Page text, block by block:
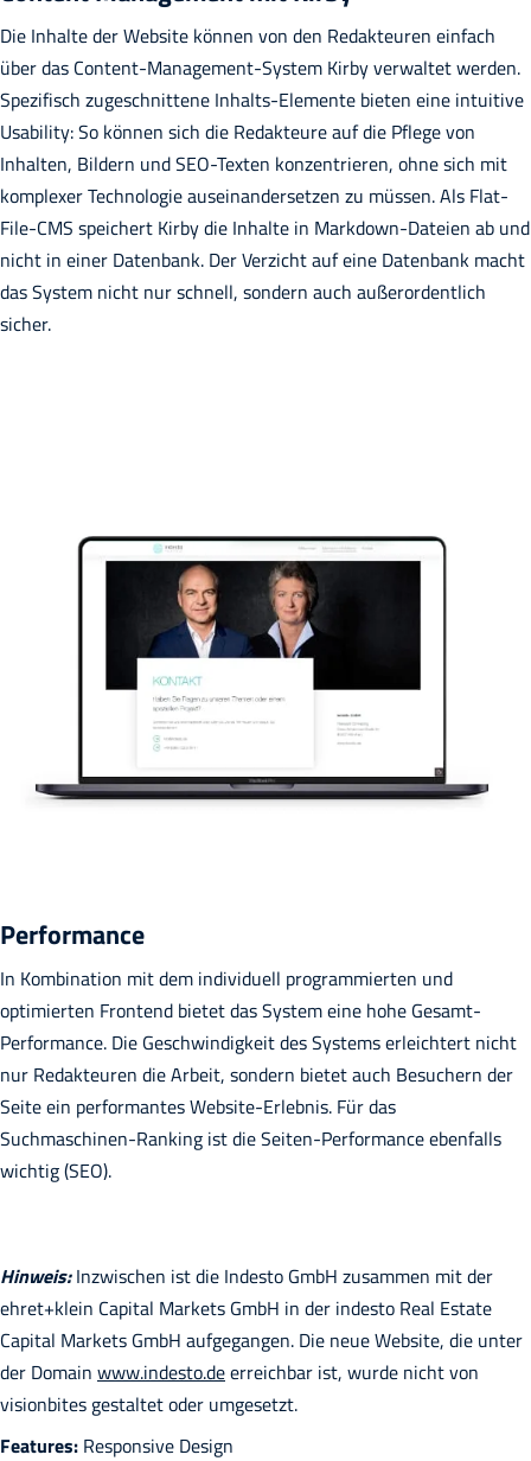
Die Inhalte der Website können von den Redakteuren einfach
über das Content-Management-System Kirby verwaltet werden.
Spezifisch zugeschnittene Inhalts-Elemente bieten eine intuitive
Usability: So können sich die Redakteure auf die Pflege von
Inhalten, Bildern und SEO-Texten konzentrieren, ohne sich mit
komplexer Technologie auseinandersetzen zu müssen. Als Flat-
File-CMS speichert Kirby die Inhalte in Markdown-Dateien ab und
nicht in einer Datenbank. Der Verzicht auf eine Datenbank macht
das System nicht nur schnell, sondern auch außerordentlich
sicher.
Performance
In Kombination mit dem individuell programmierten und
optimierten Frontend bietet das System eine hohe Gesamt-
Performance. Die Geschwindigkeit des Systems erleichtert nicht
nur Redakteuren die Arbeit, sondern bietet auch Besuchern der
Seite ein performantes Website-Erlebnis. Für das
Suchmaschinen-Ranking ist die Seiten-Performance ebenfalls
wichtig (SEO).
Hinweis:Inzwischen ist die Indesto GmbH zusammen mit der
ehret+klein Capital Markets GmbH in der indesto Real Estate
Capital Markets GmbH aufgegangen. Die neue Website, die unter
der Domain www.indesto.deerreichbar ist, wurde nicht von
visionbites gestaltet oder umgesetzt.
Features: Responsive Design